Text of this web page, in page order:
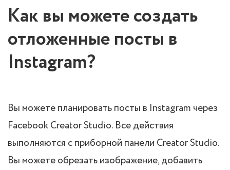
Как вы можете создать
отложенные посты в
Instagram?
Вы можете планировать посты в Instagram через
Facebook Creator Studio. Все действия
выполняются с приборной панели Creator Studio.
Вы можете обрезать изображение, добавить